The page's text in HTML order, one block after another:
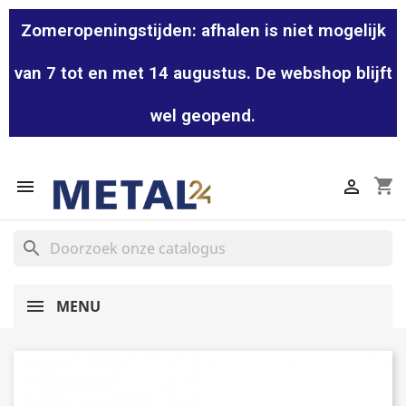
Zomeropeningstijden: afhalen is niet mogelijk
van 7 tot en met 14 augustus. De webshop blijft
wel geopend.
 shopping_cart

search
MENU